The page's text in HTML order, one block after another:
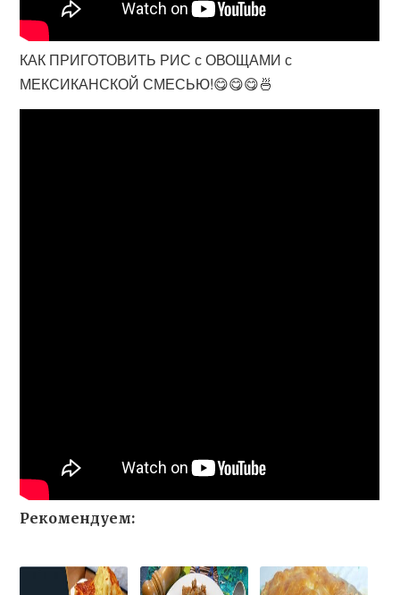
КАК ПРИГОТОВИТЬ РИС с ОВОЩАМИ с
МЕКСИКАНСКОЙ СМЕСЬЮ!😋😋😋🍜
Рекомендуем: